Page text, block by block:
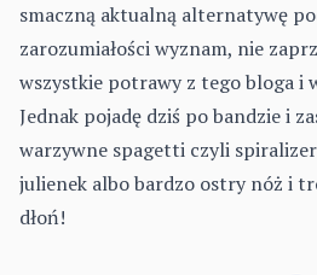
smaczną aktualną alternatywę
zarozumiałości wyznam, nie
wszystkie potrawy z tego bloga i
Jednak pojadę dziś po bandzie i
warzywne spagetti czyli
julienek albo bardzo ostry nóż i
dłoń!